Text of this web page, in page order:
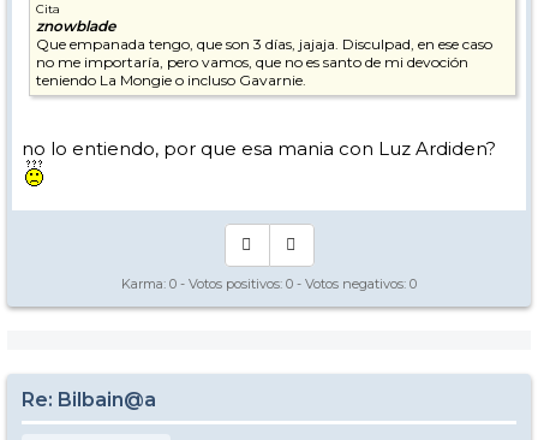
Cita
znowblade
Que empanada tengo, que son 3 días, jajaja. Disculpad, en ese caso
no me importaría, pero vamos, que no es santo de mi devoción
teniendo La Mongie o incluso Gavarnie.
no lo entiendo, por que esa mania con Luz Ardiden?
Karma: 0 - Votos positivos: 0 - Votos negativos: 0
Re: Bilbain@a